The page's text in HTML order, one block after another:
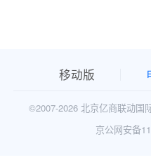
移动版
©2007-2026 北京亿商联动国
京公网安备